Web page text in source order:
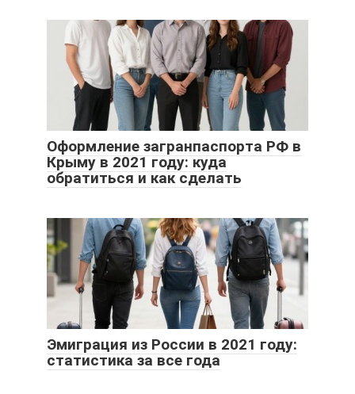
Оформление загранпаспорта РФ в
Крыму в 2021 году: куда
обратиться и как сделать
Эмиграция из России в 2021 году:
статистика за все года